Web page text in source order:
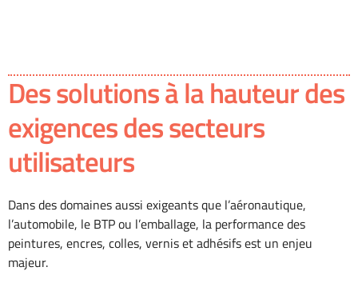
Des solutions à la hauteur des
exigences des secteurs
utilisateurs
Dans des domaines aussi exigeants que l’aéronautique,
l’automobile, le BTP ou l’emballage, la performance des
peintures, encres, colles, vernis et adhésifs est un enjeu
majeur.